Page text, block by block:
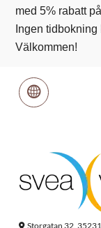
med 5% rabatt
Ingen
Välkommen!
Storgatan 32,